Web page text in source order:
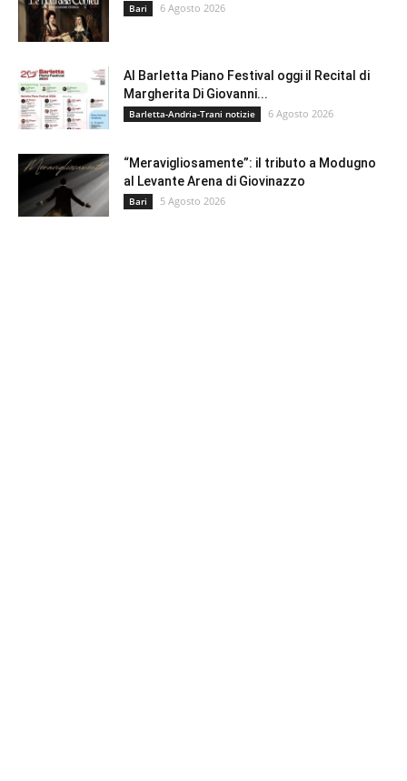
Bari 6 Agosto 2026
Al Barletta Piano Festival oggi il Recital di
Margherita Di Giovanni...
Barletta-Andria-Trani notizie 6 Agosto 2026
“Meravigliosamente”: il tributo a Modugno
al Levante Arena di Giovinazzo
Bari 5 Agosto 2026